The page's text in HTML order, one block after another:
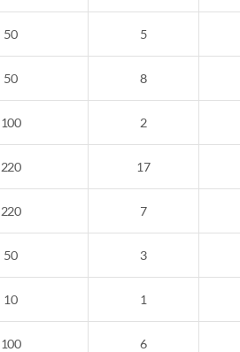
50 5
50 8
100 2
220 17
220 7
50 3
10 1
100 6